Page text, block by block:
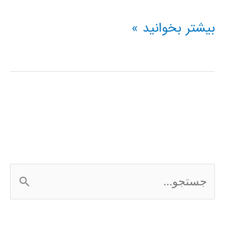
دانلود
فارسی
NS2
بیشتر بخوانید »
س